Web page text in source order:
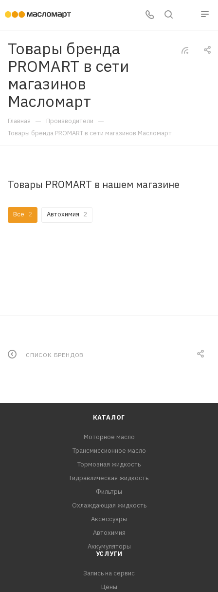
Товары бренда
PROMART в сети
магазинов
Масломарт
Главная — Производители —
Товары бренда PROMART в сети магазинов Масломарт
Товары PROMART в нашем магазине
Все 2 Автохимия 2
СПИСОК БРЕНДОВ
КАТАЛОГ
Моторное масло
Трансмиссионное масло
Тормозная жидкость
Гидравлическая жидкость
Фильтры
Охлаждающая жидкость
Аксессуары
Автохимия
Аккумуляторы
УСЛУГИ
Запись на сервис
Цены